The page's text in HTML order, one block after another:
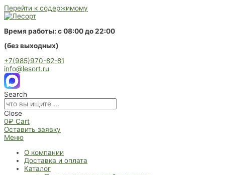
Перейти к содержимому
Время работы: с 08:00 до 22:00
(без выходных)
+7(985)970-82-81
info@lesort.ru
Search
Close
0₽ Cart
Оставить заявку
Меню
О компании
Доставка и оплата
Каталог